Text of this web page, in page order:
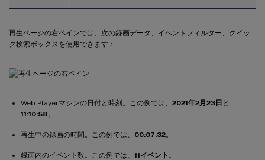
再生ページの右ペインでは、次の録画データ、イベントフィルター、クイッ
ク検索ボックスを使用できます：
Web Playerマシンの日付と時刻。この例では、 2021年2月23日 と
11:10:58 。
再生中の録画の時間。この例では、 00:07:32。
録画内のイベント数。この例では、 11イベント 。